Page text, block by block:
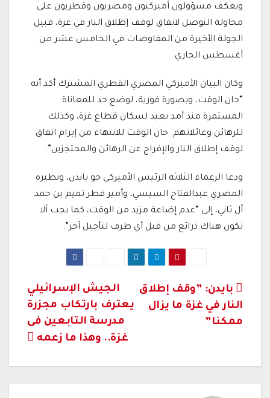
ويعكف مسؤولون أميركيون ومصريون وقطريون على
محاولة التوصل لاتفاق لوقف إطلاق النار في غزة، قبيل
الجولة الأخيرة من المفاوضات في الخامس عشر من
أغسطس الجاري.
وكان البيان الأميركي المصري القطري المشترك أكد أنه
“حان الوقت، وبصورة فورية، لوضع حد للمعاناة
المستمرة منذ أمد بعيد لسكان قطاع غزة، وكذلك
للرهائن وعائلاتهم. حان الوقت للانتهاء من إبرام اتفاق
لوقف إطلاق النار والإفراج عن الرهائن والمحتجزين”.
ودعا الزعماء الثلاثة الرئيس الأميركي جو بايدن، ونظيره
المصري عبدالفتاح السيسي، وأمير قطر تميم بن حمد
آل ثاني، إلى “عدم إضاعة مزيد من الوقت، كما يجب ألا
تكون هناك ذرائع من قبل أي طرف لتأجيل آخر”.
تصفّح
المقالات
الجيش الإسرائيلي
يعترف بارتكاب مجزرة
مدرسة التابعين فى
غزة.. وهذا ما زعمه
بايدن: ”وقف إطلاق
النار في غزة ما يزال
ممكنا”